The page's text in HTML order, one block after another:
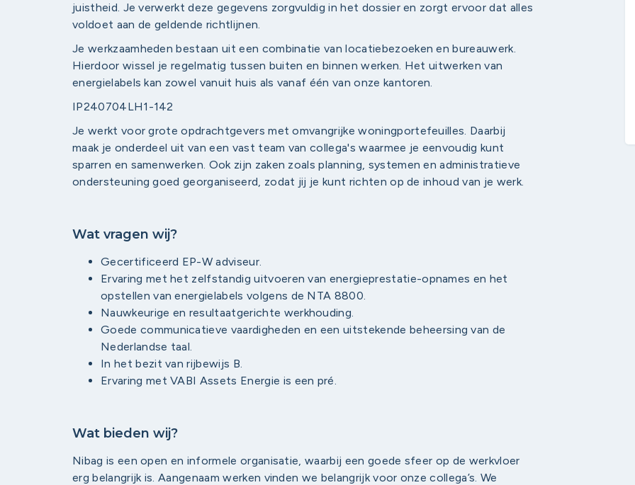
juistheid. Je verwerkt deze gegevens zorgvuldig in het dossier en zorgt ervoor dat alles
voldoet aan de geldende richtlijnen.
Je werkzaamheden bestaan uit een combinatie van locatiebezoeken en bureauwerk.
Hierdoor wissel je regelmatig tussen buiten en binnen werken. Het uitwerken van
energielabels kan zowel vanuit huis als vanaf één van onze kantoren.
IP240704LH1-142
Je werkt voor grote opdrachtgevers met omvangrijke woningportefeuilles. Daarbij
maak je onderdeel uit van een vast team van collega's waarmee je eenvoudig kunt
sparren en samenwerken. Ook zijn zaken zoals planning, systemen en administratieve
ondersteuning goed georganiseerd, zodat jij je kunt richten op de inhoud van je werk.
Wat vragen wij?
Gecertificeerd EP-W adviseur.
Ervaring met het zelfstandig uitvoeren van energieprestatie-opnames en het
opstellen van energielabels volgens de NTA 8800.
Nauwkeurige en resultaatgerichte werkhouding.
Goede communicatieve vaardigheden en een uitstekende beheersing van de
Nederlandse taal.
In het bezit van rijbewijs B.
Ervaring met VABI Assets Energie is een pré.
Wat bieden wij?
Nibag is een open en informele organisatie, waarbij een goede sfeer op de werkvloer
erg belangrijk is. Aangenaam werken vinden we belangrijk voor onze collega’s. We